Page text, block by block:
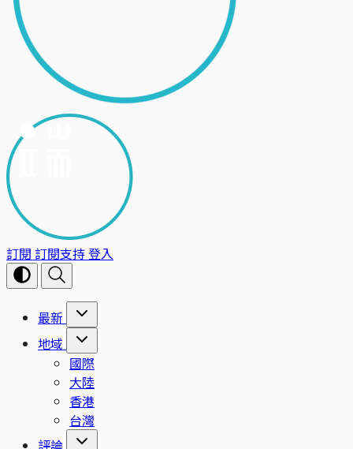
訂閱 訂閱支持登入
最新
地域
國際
大陸
香港
台灣
評論